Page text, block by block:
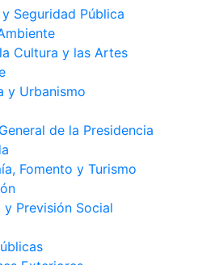
Seguridad Pública
Cultura y las Artes
y Urbanismo
de la Presidencia
Fomento y Turismo
Previsión Social